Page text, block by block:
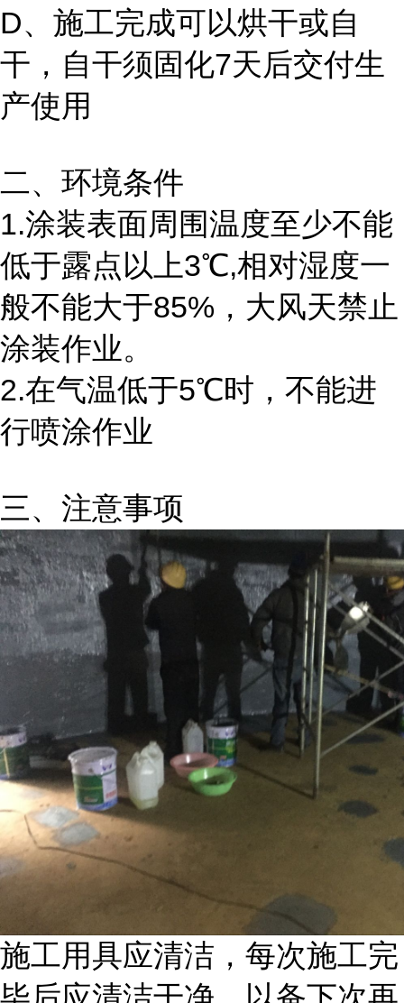
D、施工完成可以烘干或自
干，自干须固化7天后交付生
产使用
二、环境条件
1.涂装表面周围温度至少不能
低于露点以上3℃,相对湿度一
般不能大于85%，大风天禁止
涂装作业。
2.在气温低于5℃时，不能进
行喷涂作业
三、注意事项
施工用具应清洁，每次施工完